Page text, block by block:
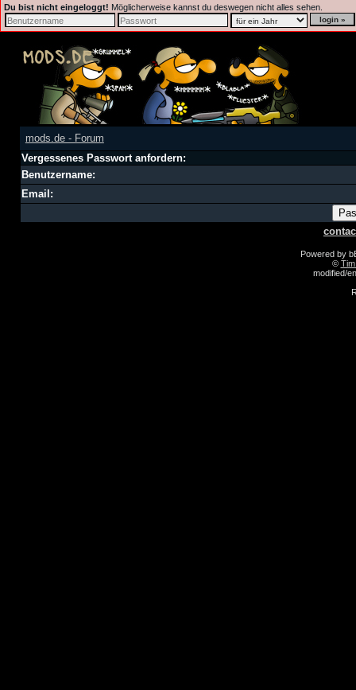
Du bist nicht eingeloggt! Möglicherweise kannst du deswegen nicht alles sehen.
mods.de - Forum
Vergessenes Passwort anfordern:
Benutzername:
Email:
Powered by
©
modified/